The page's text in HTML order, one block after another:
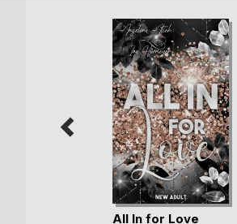
All In for Love